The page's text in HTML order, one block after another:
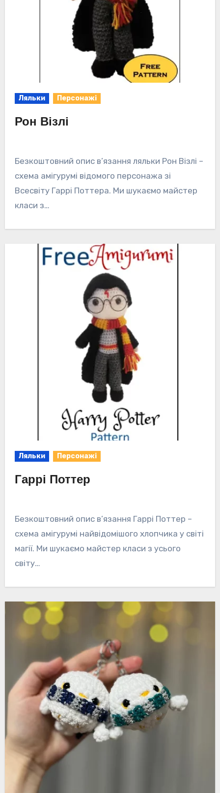
Ляльки Персонажі
Рон Візлі
Безкоштовний опис в’язання ляльки Рон Візлі –
схема амігурумі відомого персонажа зі
Всесвіту Гаррі Поттера. Ми шукаємо майстер
класи з…
Ляльки Персонажі
Гаррі Поттер
Безкоштовний опис в’язання Гаррі Поттер –
схема амігурумі найвідомішого хлопчика у світі
магії. Ми шукаємо майстер класи з усього
світу…